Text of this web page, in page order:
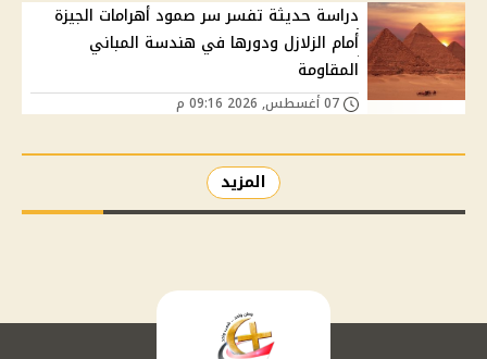
دراسة حديثة تفسر سر صمود أهرامات الجيزة
أمام الزلازل ودورها في هندسة المباني
المقاومة
المزيد